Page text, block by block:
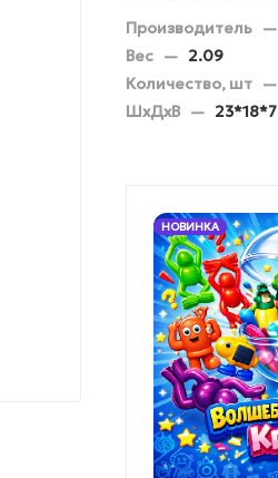
Производитель —
Вес — 2.09
Количество, шт —
ШхДхВ — 23*18*7
НОВИНКА